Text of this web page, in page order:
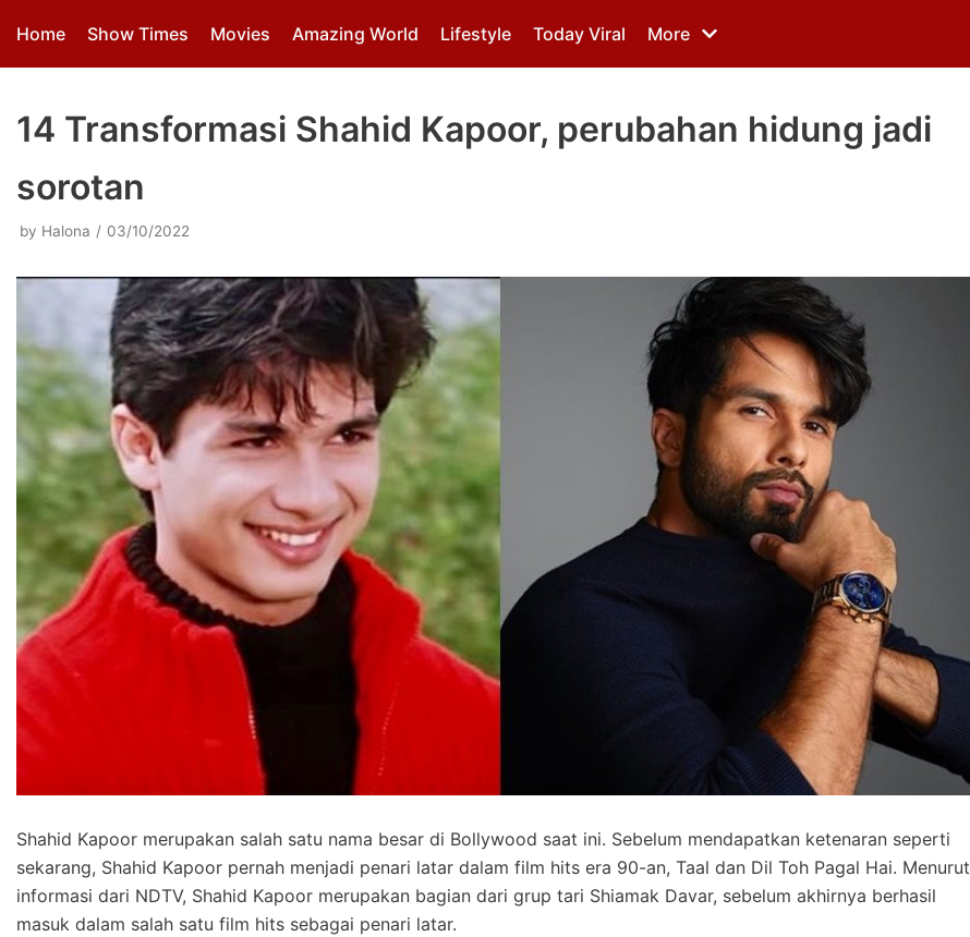
Skip
Home Show Times Movies Amazing World Lifestyle Today Viral More
14 Transformasi Shahid Kapoor, perubahan hidung jadi
sorotan
by Halona 03/10/2022
Shahid Kapoor merupakan salah satu nama besar di Bollywood saat ini. Sebelum mendapatkan ketenaran seperti
sekarang, Shahid Kapoor pernah menjadi penari latar dalam film hits era 90-an, Taal dan Dil Toh Pagal Hai. Menurut
informasi dari NDTV, Shahid Kapoor merupakan bagian dari grup tari Shiamak Davar, sebelum akhirnya berhasil
masuk dalam salah satu film hits sebagai penari latar.